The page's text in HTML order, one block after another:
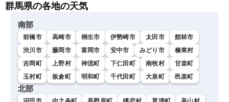
群馬県の各地の天気
南部
前橋市 高崎市 桐生市 伊勢崎市 太田市
館林市
渋川市
藤岡市 富岡市 安中市 みどり市
榛東村
吉岡町
上野村 神流町 下仁田町 南牧村
甘楽町
玉村町
板倉町 明和町 千代田町 大泉町 邑楽町
北部